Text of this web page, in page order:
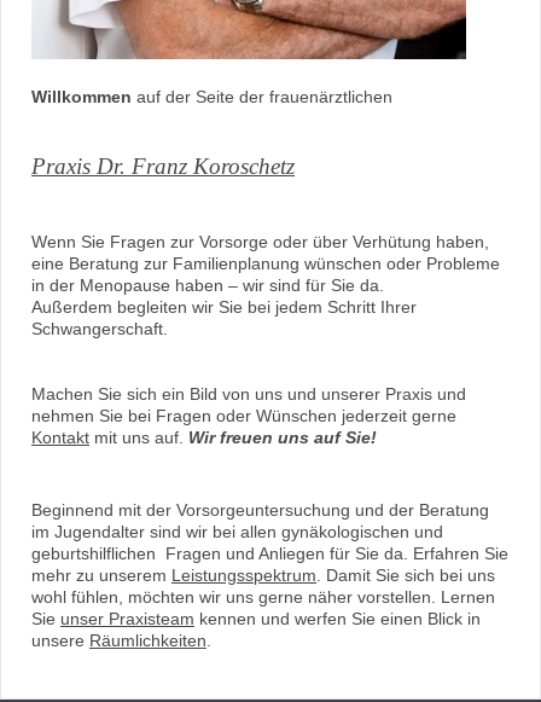
Willkommen auf der Seite der frauenärztlichen
Praxis Dr. Franz Koroschetz
Wenn Sie Fragen zur Vorsorge oder über Verhütung haben,
eine Beratung zur Familienplanung wünschen oder Probleme
in der Menopause haben – wir sind für Sie da.
Außerdem begleiten wir Sie bei jedem Schritt Ihrer
Schwangerschaft.
Machen Sie sich ein Bild von uns und unserer Praxis und
nehmen Sie bei Fragen oder Wünschen jederzeit gerne
Kontakt mit uns auf. Wir freuen uns auf Sie!
Beginnend mit der Vorsorgeuntersuchung und der Beratung
im Jugendalter sind wir bei allen gynäkologischen und
geburtshilflichen Fragen und Anliegen für Sie da. Erfahren Sie
mehr zu unserem Leistungsspektrum. Damit Sie sich bei uns
wohl fühlen, möchten wir uns gerne näher vorstellen. Lernen
Sie unser Praxisteam kennen und werfen Sie einen Blick in
unsere Räumlichkeiten.